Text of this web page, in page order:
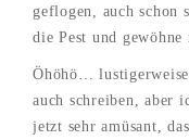
geflogen, auch schon
die Pest und
Öhöhö…
auch schreiben, aber
jetzt sehr amüsant,